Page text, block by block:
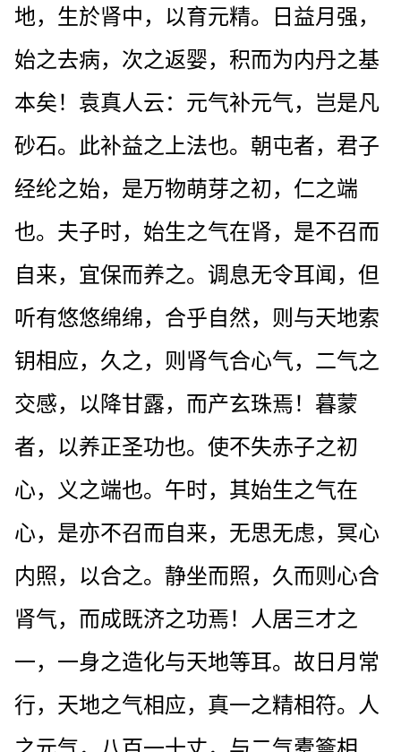
地，生於肾中，以育元精。日益月强，
始之去病，次之返婴，积而为内丹之基
本矣！袁真人云：元气补元气，岂是凡
砂石。此补益之上法也。朝屯者，君子
经纶之始，是万物萌芽之初，仁之端
也。夫子时，始生之气在肾，是不召而
自来，宜保而养之。调息无令耳闻，但
听有悠悠绵绵，合乎自然，则与天地索
钥相应，久之，则肾气合心气，二气之
交感，以降甘露，而产玄珠焉！暮蒙
者，以养正圣功也。使不失赤子之初
心，义之端也。午时，其始生之气在
心，是亦不召而自来，无思无虑，冥心
内照，以合之。静坐而照，久而则心合
肾气，而成既济之功焉！人居三才之
一，一身之造化与天地等耳。故日月常
行，天地之气相应，真一之精相符。人